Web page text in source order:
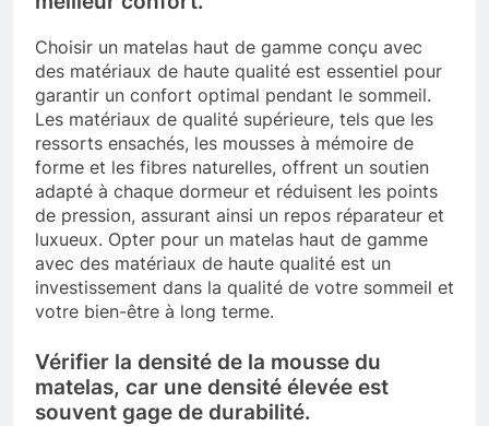
Choisir un matelas haut de gamme conçu avec
des matériaux de haute qualité est essentiel pour
garantir un confort optimal pendant le sommeil.
Les matériaux de qualité supérieure, tels que les
ressorts ensachés, les mousses à mémoire de
forme et les fibres naturelles, offrent un soutien
adapté à chaque dormeur et réduisent les points
de pression, assurant ainsi un repos réparateur et
luxueux. Opter pour un matelas haut de gamme
avec des matériaux de haute qualité est un
investissement dans la qualité de votre sommeil et
votre bien-être à long terme.
Vérifier la densité de la mousse du
matelas, car une densité élevée est
souvent gage de durabilité.